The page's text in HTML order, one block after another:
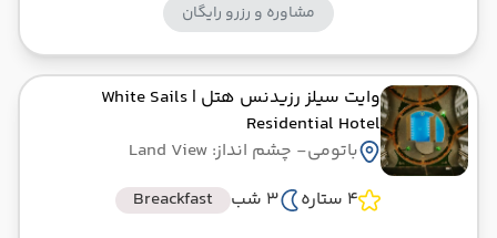
مشاوره و رزرو رایگان
وایت سیلز رزیدنس هتل | White Sails
Residential Hotel
باتومی- چشم انداز: Land View
4 ستاره
3 شب Breackfast